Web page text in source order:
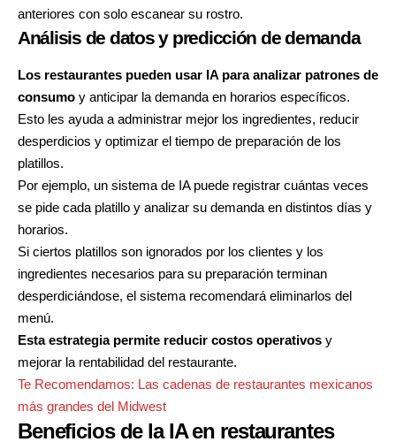
anteriores con solo escanear su rostro.
Análisis de datos y predicción de demanda
Los restaurantes pueden usar IA para analizar patrones de
consumo y anticipar la demanda en horarios específicos.
Esto les ayuda a administrar mejor los ingredientes, reducir
desperdicios y optimizar el tiempo de preparación de los
platillos.
Por ejemplo, un sistema de IA puede registrar cuántas veces
se pide cada platillo y analizar su demanda en distintos días y
horarios.
Si ciertos platillos son ignorados por los clientes y los
ingredientes necesarios para su preparación terminan
desperdiciándose, el sistema recomendará eliminarlos del
menú.
Esta estrategia permite reducir costos operativos y
mejorar la rentabilidad del restaurante.
Te Recomendamos: Las cadenas de restaurantes mexicanos
más grandes del Midwest
Beneficios de la IA en restaurantes